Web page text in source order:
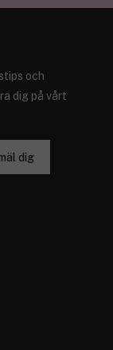
och
dig på vårt
dig